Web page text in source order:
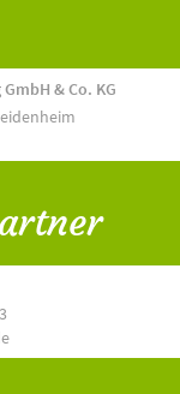
& Co. KG